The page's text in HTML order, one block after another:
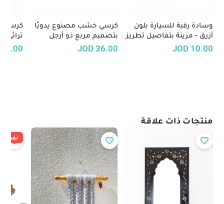
وسادة رقبة للسيارة بلون
أزرق - مزينة بتفاصيل تطريز
يدوي
10.00
JOD
كرسي خشب مصنوع يدويًا
بتصميم مربع ذو أرجل
طويلة
36.00
JOD
كرسي
تراثي
29.00
منتجات ذات علاقة
نفدت